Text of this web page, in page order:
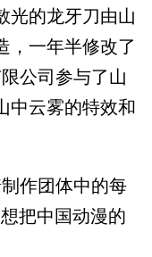
光的龙牙刀由山
，一年半修改了
公司参与了山
中云雾的特效和
作团体中的每
把中国动漫的